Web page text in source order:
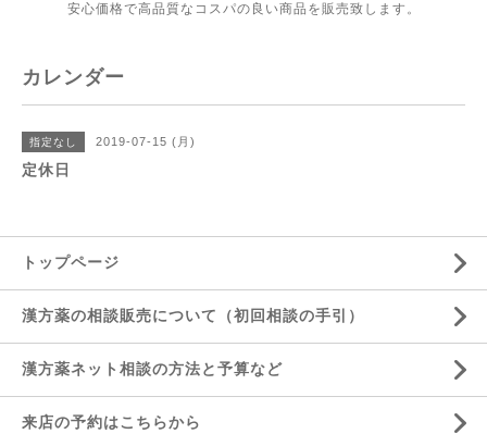
安心価格で高品質なコスパの良い商品を販売致します。
カレンダー
指定なし 2019-07-15 (月)
定休日
トップページ
漢方薬の相談販売について（初回相談の手引）
漢方薬ネット相談の方法と予算など
来店の予約はこちらから